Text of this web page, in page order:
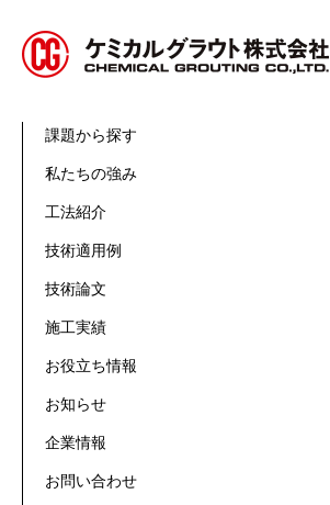
課題から探す
私たちの強み
工法紹介
技術適用例
技術論文
施工実績
お役立ち情報
お知らせ
企業情報
お問い合わせ